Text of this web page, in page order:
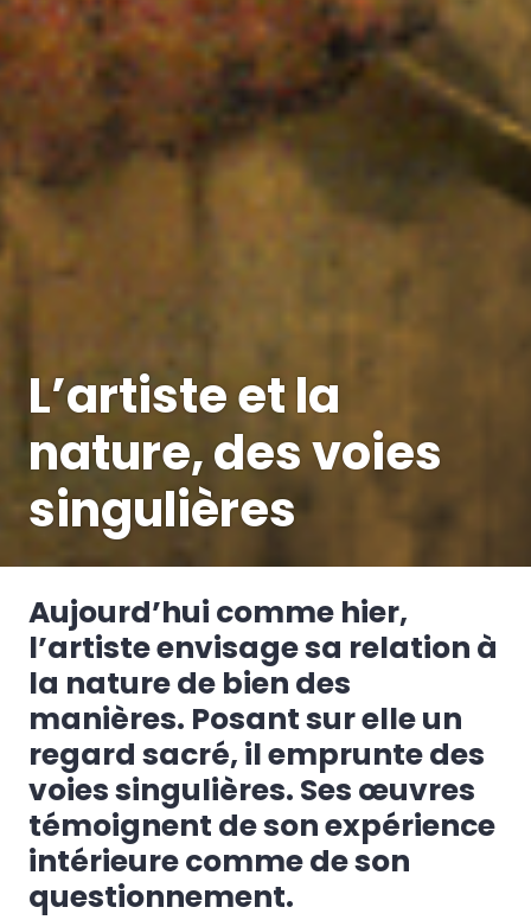
L’artiste et la
nature, des voies
singulières
Aujourd’hui comme hier,
l’artiste envisage sa relation à
la nature de bien des
manières. Posant sur elle un
regard sacré, il emprunte des
voies singulières. Ses œuvres
témoignent de son expérience
intérieure comme de son
questionnement.